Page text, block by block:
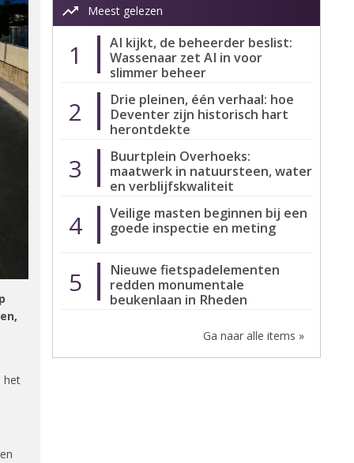
het
trending_up Meest gelezen
1
AI kijkt, de beheerder beslist:
Wassenaar zet AI in voor
slimmer beheer
2
Drie pleinen, één verhaal: hoe
Deventer zijn historisch hart
herontdekte
3
Buurtplein Overhoeks:
maatwerk in natuursteen, water
en verblijfskwaliteit
4
Veilige masten beginnen bij een
goede inspectie en meting
5
Nieuwe fietspadelementen
redden monumentale
beukenlaan in Rheden
Ga naar alle items »